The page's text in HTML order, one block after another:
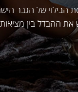
של הגבר
ההבדל בין